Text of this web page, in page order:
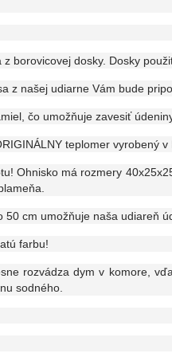
borovicovej dosky. Dosky
z našej udiarne Vám bude
čo umožňuje zavesiť
teplomer vyrobený
Ohnisko má rozmery
cm umožňuje naša udiareň
farbu!
rozvádza dym v komore,
sodného.